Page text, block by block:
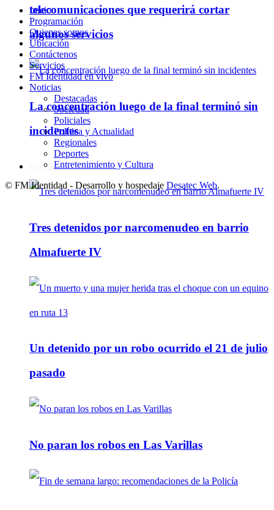
telecomunicaciones que requerirá cortar
algunos servicios
La concentración luego de la final terminó sin
incidentes
Policiales
Tres detenidos por narcomenudeo en barrio
Almafuerte IV
Un detenido por un robo ocurrido el 21 de julio
pasado
No paran los robos en Las Varillas
Inicio
Programación
Quienes somos
Ubicación
Contáctenos
Servicios
FM Identidad en vivo
Noticias
Destacadas
Sociedad
Policiales
Política y Actualidad
Regionales
Deportes
Entretenimiento y Cultura
© FM Identidad - Desarrollo y hospedaje Desatec Web.